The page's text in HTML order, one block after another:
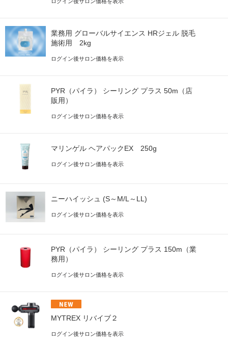
業務用 グローバルサイエンス HRジェル 脱毛
施術用 2kg
ログイン後サロン価格を表示
PYR（パイラ） シーリング プラス 50m（店
販用）
ログイン後サロン価格を表示
マリンゲル ヘアパックEX 250g
ログイン後サロン価格を表示
ニーハイッシュ (S～M/L～LL)
ログイン後サロン価格を表示
PYR（パイラ） シーリング プラス 150m（業
務用）
ログイン後サロン価格を表示
MYTREX リバイブ２
ログイン後サロン価格を表示